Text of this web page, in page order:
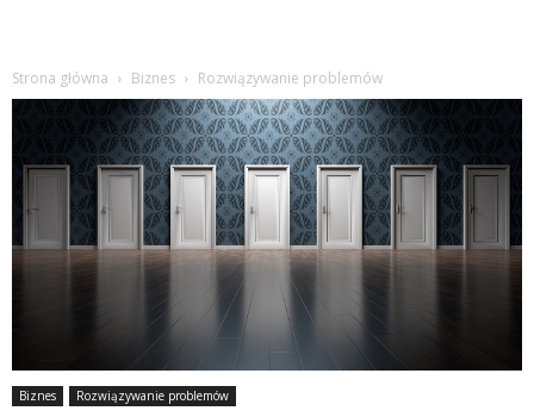
Strona główna Biznes Rozwiązywanie problemów
Biznes Rozwiązywanie problemów